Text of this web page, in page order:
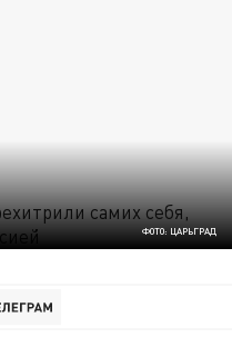
ФОТО: ЦАРЬГРАД